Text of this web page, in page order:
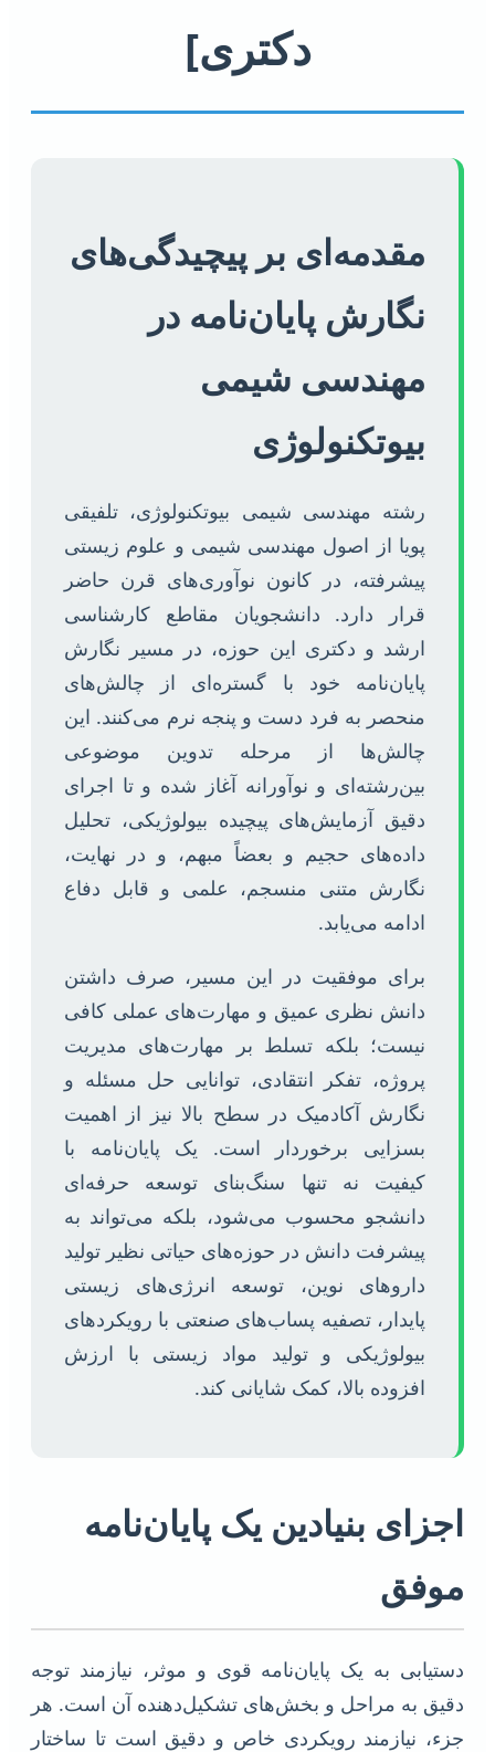
دکتری]
مقدمه‌ای بر پیچیدگی‌های
نگارش پایان‌نامه در
مهندسی شیمی
بیوتکنولوژی
رشته مهندسی شیمی بیوتکنولوژی، تلفیقی
پویا از اصول مهندسی شیمی و علوم زیستی
پیشرفته، در کانون نوآوری‌های قرن حاضر
قرار دارد. دانشجویان مقاطع کارشناسی
ارشد و دکتری این حوزه، در مسیر نگارش
پایان‌نامه خود با گستره‌ای از چالش‌های
منحصر به فرد دست و پنجه نرم می‌کنند. این
چالش‌ها از مرحله تدوین موضوعی
بین‌رشته‌ای و نوآورانه آغاز شده و تا اجرای
دقیق آزمایش‌های پیچیده بیولوژیکی، تحلیل
داده‌های حجیم و بعضاً مبهم، و در نهایت،
نگارش متنی منسجم، علمی و قابل دفاع
ادامه می‌یابد.
برای موفقیت در این مسیر، صرف داشتن
دانش نظری عمیق و مهارت‌های عملی کافی
نیست؛ بلکه تسلط بر مهارت‌های مدیریت
پروژه، تفکر انتقادی، توانایی حل مسئله و
نگارش آکادمیک در سطح بالا نیز از اهمیت
بسزایی برخوردار است. یک پایان‌نامه با
کیفیت نه تنها سنگ‌بنای توسعه حرفه‌ای
دانشجو محسوب می‌شود، بلکه می‌تواند به
پیشرفت دانش در حوزه‌های حیاتی نظیر تولید
داروهای نوین، توسعه انرژی‌های زیستی
پایدار، تصفیه پساب‌های صنعتی با رویکردهای
بیولوژیکی و تولید مواد زیستی با ارزش
افزوده بالا، کمک شایانی کند.
اجزای بنیادین یک پایان‌نامه
موفق
دستیابی به یک پایان‌نامه قوی و موثر، نیازمند توجه
دقیق به مراحل و بخش‌های تشکیل‌دهنده آن است. هر
جزء، نیازمند رویکردی خاص و دقیق است تا ساختار